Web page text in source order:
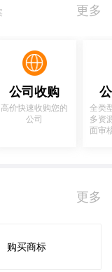
更多
公司收购
高价快速收购您的
公司
全类
多资
面审
更多
购买商标